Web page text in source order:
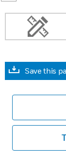
Save this